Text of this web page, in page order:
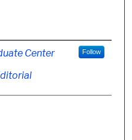
Center Follow